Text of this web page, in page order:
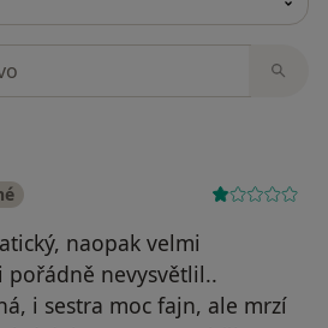
naopak velmi
nevysvětlil..
i sestra moc fajn, ale mrzí